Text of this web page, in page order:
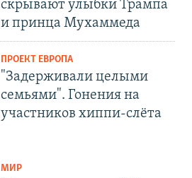
скрывают улыбки Трампа
и принца Мухаммеда
ПРОЕКТ ЕВРОПА
"Задерживали целыми
семьями". Гонения на
участников хиппи-слёта
МИР